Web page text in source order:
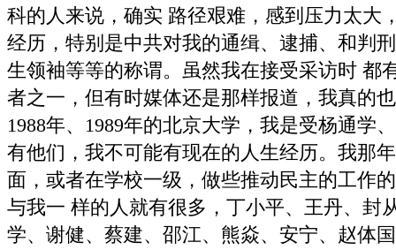
科的人来说，确实 路径艰难，感到压力太大
经历，特别是中共对我的通缉、逮捕、和判
生领袖等等的称谓。虽然我在接受采访时 都
者之一，但有时媒体还是那样报道，我真的
1988年、1989年的北京大学，我是受杨通学
有他们，我不可能有现在的人生经历。我那
面，或者在学校一级，做些推动民主的工作
与我一 样的人就有很多，丁小平、王丹、封
学、谢健、蔡建、邵江、熊焱、安宁、赵体